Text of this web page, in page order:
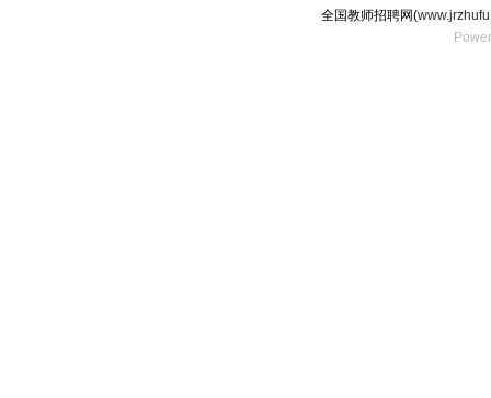
全国教师招聘网(